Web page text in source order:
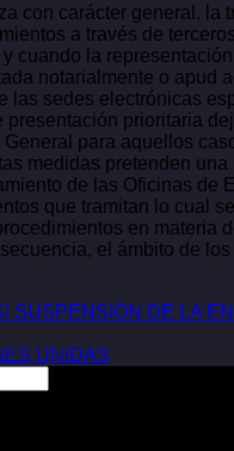
con carácter general, la
a través de
cuando la
notarialmente o apud
las sedes electrónicas
presentación prioritaria
para aquellos
medidas pretenden una
de las Oficinas de
que tramitan lo cual
en materia
el ámbito de
SUSPENSIÓN DE LA
UNIDAS